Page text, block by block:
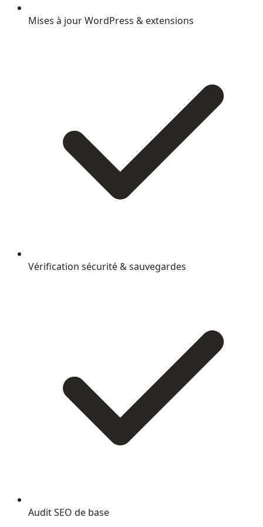
Mises à jour WordPress & extensions
Vérification sécurité & sauvegardes
Audit SEO de base